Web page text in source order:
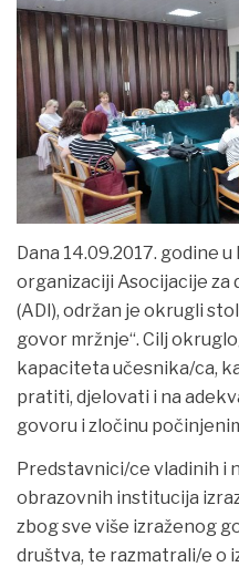
Dana 14.09.2017. godine
organizaciji Asocijacije
(ADI), održan je okrugli
govor mržnje“. Cilj
kapaciteta učesnika/ca,
pratiti, djelovati i na
govoru i zločinu
Predstavnici/ce vladinih i
obrazovnih institucija
zbog sve više izraženog
društva, te razmatrali/e o